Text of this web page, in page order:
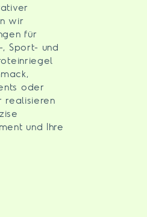
wir
für
Sport- und
oder
realisieren
und Ihre